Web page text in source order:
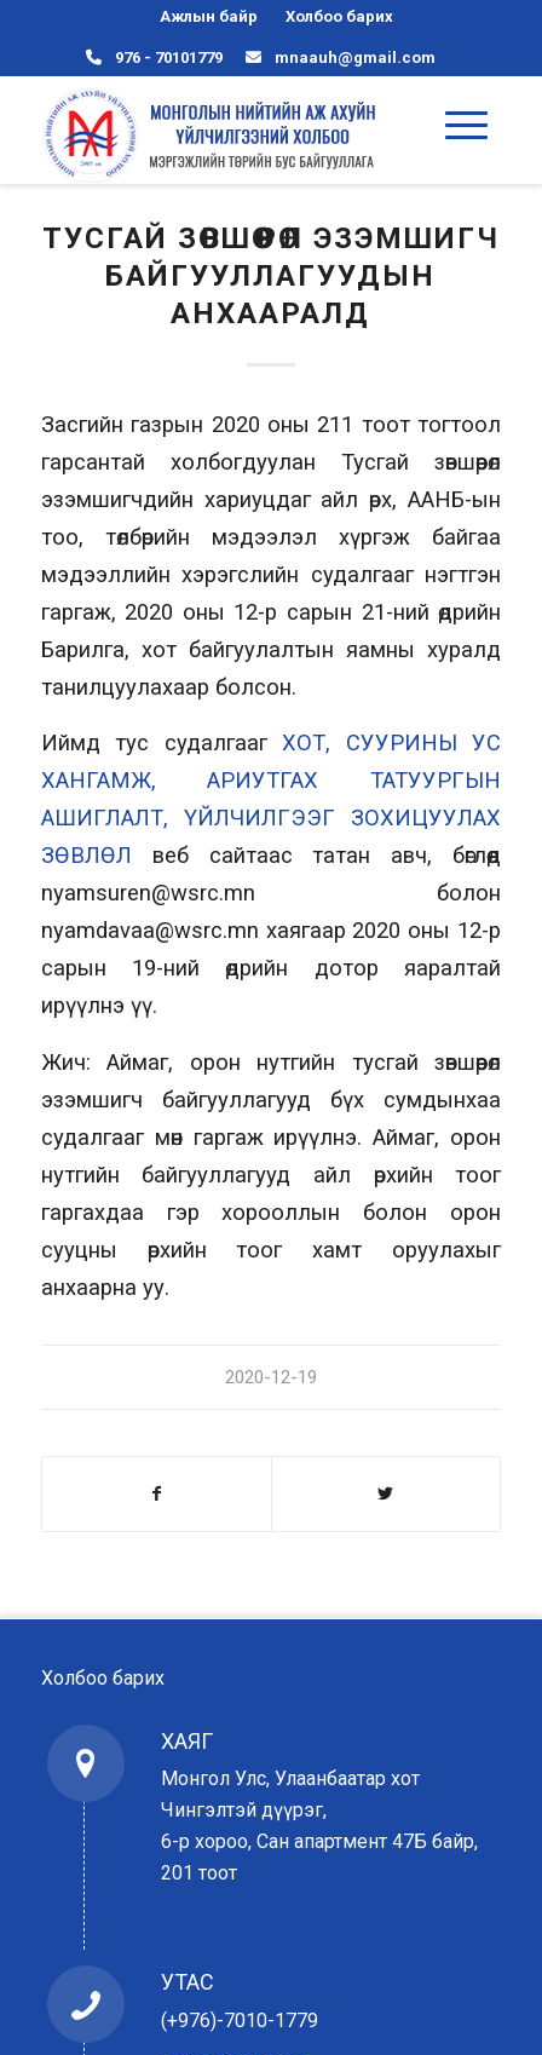
Ажлын байр Холбоо барих
976 - 70101779 mnaauh@gmail.com
ТУСГАЙ ЗӨВШӨӨРӨЛ ЭЗЭМШИГЧ
БАЙГУУЛЛАГУУДЫН
АНХААРАЛД
Засгийн газрын 2020 оны 211 тоот тогтоол
гарсантай холбогдуулан Тусгай зөвшөөрөл
эзэмшигчдийн хариуцдаг айл өрх, ААНБ-ын
тоо, төлбөрийн мэдээлэл хүргэж байгаа
мэдээллийн хэрэгслийн судалгааг нэгтгэн
гаргаж, 2020 оны 12-р сарын 21-ний өдрийн
Барилга, хот байгуулалтын яамны хуралд
танилцуулахаар болсон.
Иймд тус судалгаагХОТ, СУУРИНЫ УС
ХАНГАМЖ, АРИУТГАХ ТАТУУРГЫН
АШИГЛАЛТ, ҮЙЛЧИЛГЭЭГ ЗОХИЦУУЛАХ
ЗӨВЛӨЛ веб сайтаас татан авч, бөглөөд
nyamsuren@wsrc.mn болон
nyamdavaa@wsrc.mn хаягаар 2020 оны 12-р
сарын 19-ний өдрийн дотор яаралтай
ирүүлнэ үү.
Жич: Аймаг, орон нутгийн тусгай зөвшөөрөл
эзэмшигч байгууллагууд бүх сумдынхаа
судалгааг мөн гаргаж ирүүлнэ. Аймаг, орон
нутгийн байгууллагууд айл өрхийн тоог
гаргахдаа гэр хорооллын болон орон
сууцны өрхийн тоог хамт оруулахыг
анхаарна уу.
2020-12-19
Холбоо барих
ХАЯГ
Монгол Улс, Улаанбаатар хот
Чингэлтэй дүүрэг,
6-р хороо, Сан апартмент 47Б байр,
201 тоот
УТАС
(+976)-7010-1779